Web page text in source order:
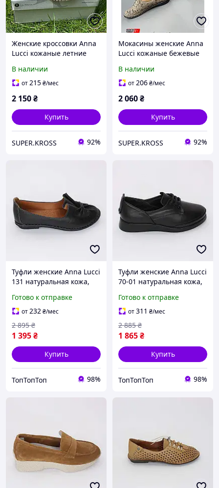
Женские кроссовки Anna
Lucci кожаные летние
В наличии
от215₴/мес
2 150₴
Купить
SUPER.KROSS 92%
Мокасины женские Anna
Lucci кожаные бежевые
В наличии
от206₴/мес
2 060₴
Купить
SUPER.KROSS 92%
Туфли женские Anna Lucci
131 натуральная кожа,
подошве
Готово к отправке
от232₴/мес
1 395₴
2 895 ₴
Купить
ТопТопТоп 98%
Туфли женские Anna Lucci
70-01 натуральная кожа,
подошве
Готово к отправке
от311 ₴/мес
1 865₴
2 885 ₴
Купить
ТопТопТоп 98%